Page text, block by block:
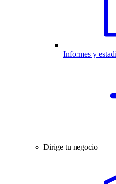
Informes y
Dirige tu negocio